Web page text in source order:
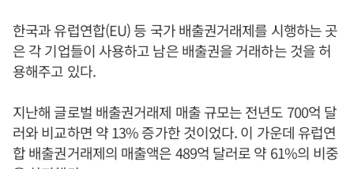
한국과 유럽연합(EU) 등 국가 배출권거래제를 시행하는 곳
은 각 기업들이 사용하고 남은 배출권을 거래하는 것을 허
용해주고 있다.
지난해 글로벌 배출권거래제 매출 규모는 전년도 700억 달
러와 비교하면 약 13% 증가한 것이었다. 이 가운데 유럽연
합 배출권거래제의 매출액은 489억 달러로 약 61%의 비중